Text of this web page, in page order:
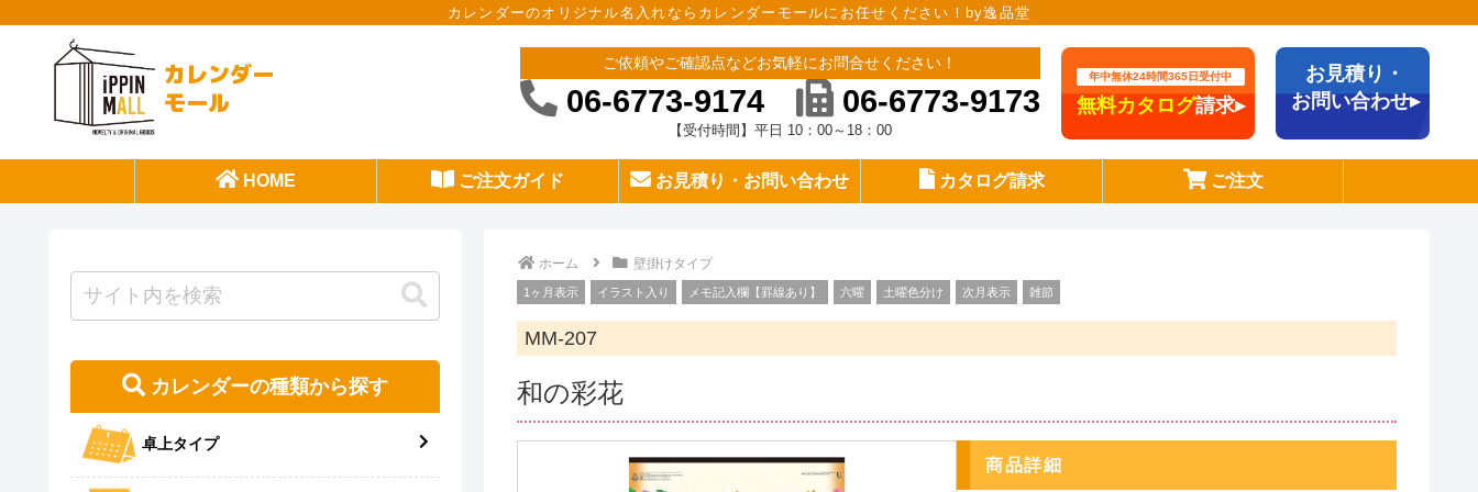
カレンダーのオリジナル名入れならカレンダーモールにお任せください！by逸品堂
カレンダー
モール
ご依頼やご確認点などお気軽にお問合せください！
06-6773-9174 06-6773-9173
【受付時間】平日 10：00～18：00
年中無休24時間365日受付中
無料カタログ請求▸
お見積り・
お問い合わせ▸
HOME ご注文ガイド お見積り・お問い合わせ カタログ請求 ご注文
ホーム 壁掛けタイプ
1ヶ月表示 イラスト入り メモ記入欄【罫線あり】 六曜 土曜色分け 次月表示 雑節
MM-207
和の彩花
商品詳細
カレンダーの種類から探す
卓上タイプ